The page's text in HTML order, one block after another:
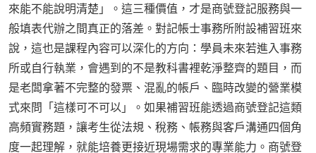
來能不能說明清楚」。這三種價值，才是商號登記服務與一
般填表代辦之間真正的落差。對記帳士事務所附設補習班來
說，這也是課程內容可以深化的方向：學員未來若進入事務
所或自行執業，會遇到的不是教科書裡乾淨整齊的題目，而
是老闆拿著不完整的發票、混亂的帳戶、臨時改變的營業模
式來問「這樣可不可以」。如果補習班能透過商號登記這類
高頻實務題，讓考生從法規、稅務、帳務與客戶溝通四個角
度一起理解，就能培養更接近現場需求的專業能力。商號登